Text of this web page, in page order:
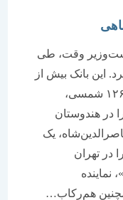
وقت، طی
بانک بیش از
فعالیت داشت. سال۱۲۶۷ شمسی،
یک
هم‌رکاب…